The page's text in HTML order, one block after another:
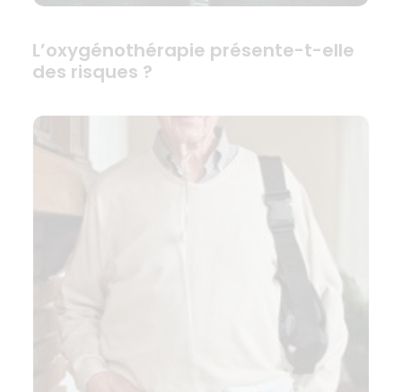
L’oxygénothérapie présente-t-elle
des risques ?